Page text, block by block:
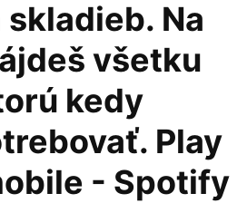
Na
všetku
kedy
Play
- Spotify